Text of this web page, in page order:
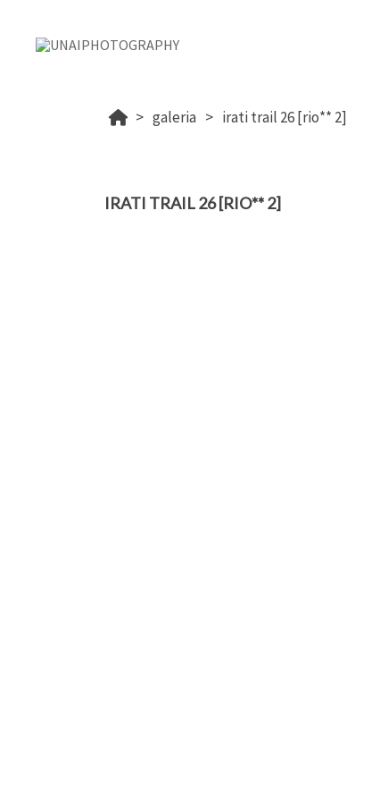
galeria irati trail 26 [rio** 2]
IRATI TRAIL 26 [RIO** 2]